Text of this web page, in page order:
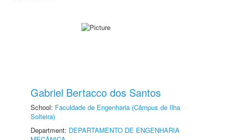
Gabriel Bertacco dos Santos
School: Faculdade de Engenharia (Câmpus de Ilha
Solteira)
Department: DEPARTAMENTO DE ENGENHARIA